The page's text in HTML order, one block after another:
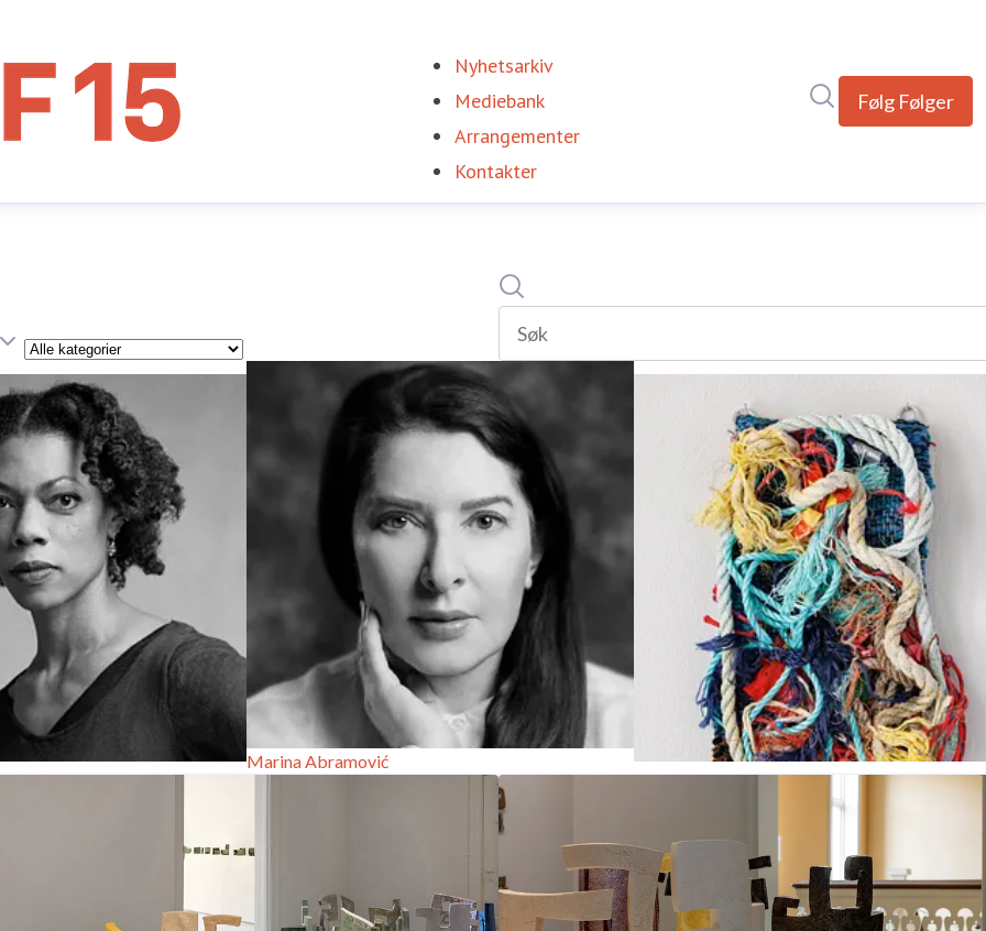
Nyhetsarkiv
Mediebank(current)
Arrangementer
Kontakter
Følg Følger
Kategori
Søk
Søk
Marina Abramović